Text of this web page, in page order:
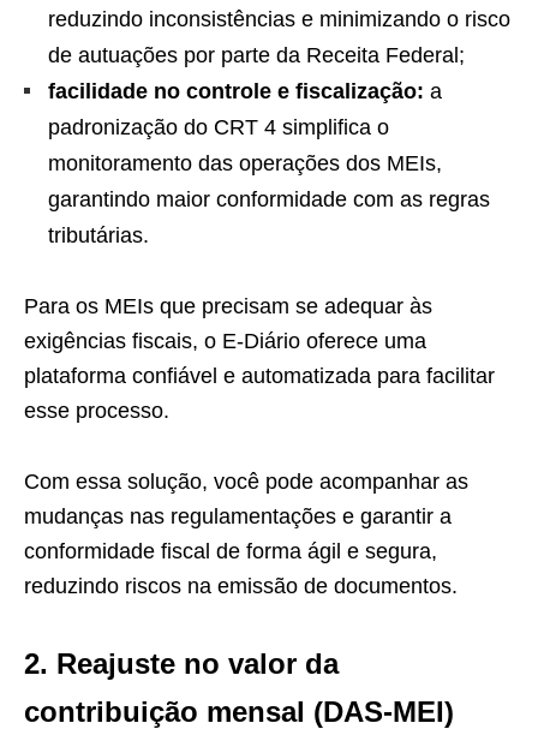
reduzindo inconsistências e minimizando o risco
de autuações por parte da Receita Federal;
facilidade no controle e fiscalização: a
padronização do CRT 4 simplifica o
monitoramento das operações dos MEIs,
garantindo maior conformidade com as regras
tributárias.
Para os MEIs que precisam se adequar às
exigências fiscais, o E-Diário oferece uma
plataforma confiável e automatizada para facilitar
esse processo.
Com essa solução, você pode acompanhar as
mudanças nas regulamentações e garantir a
conformidade fiscal de forma ágil e segura,
reduzindo riscos na emissão de documentos.
2. Reajuste no valor da
contribuição mensal (DAS-MEI)